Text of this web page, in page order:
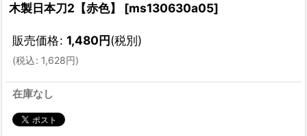
木製日本刀2【赤色】 [ms130630a05]
販売価格: 1,480円(税別)
(税込: 1,628円)
在庫なし